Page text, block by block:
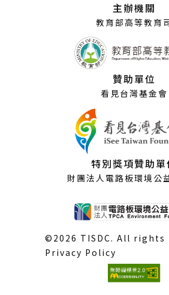
主辦機關
教育部高等教育
贊助單位
看見台灣基金會
特別獎項贊助單
財團法人電路板環境公
©2026 TISDC. All rights
Privacy Policy
(外
部